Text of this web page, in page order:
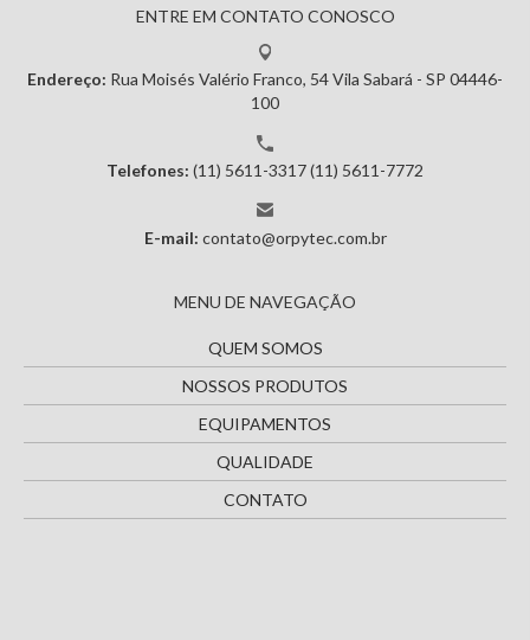
ENTRE EM CONTATO CONOSCO
Endereço: Rua Moisés Valério Franco, 54Vila Sabará - SP 04446-
100
Telefones: (11) 5611-3317(11) 5611-7772
E-mail: contato@orpytec.com.br
MENU DE NAVEGAÇÃO
QUEM SOMOS
NOSSOS PRODUTOS
EQUIPAMENTOS
QUALIDADE
CONTATO